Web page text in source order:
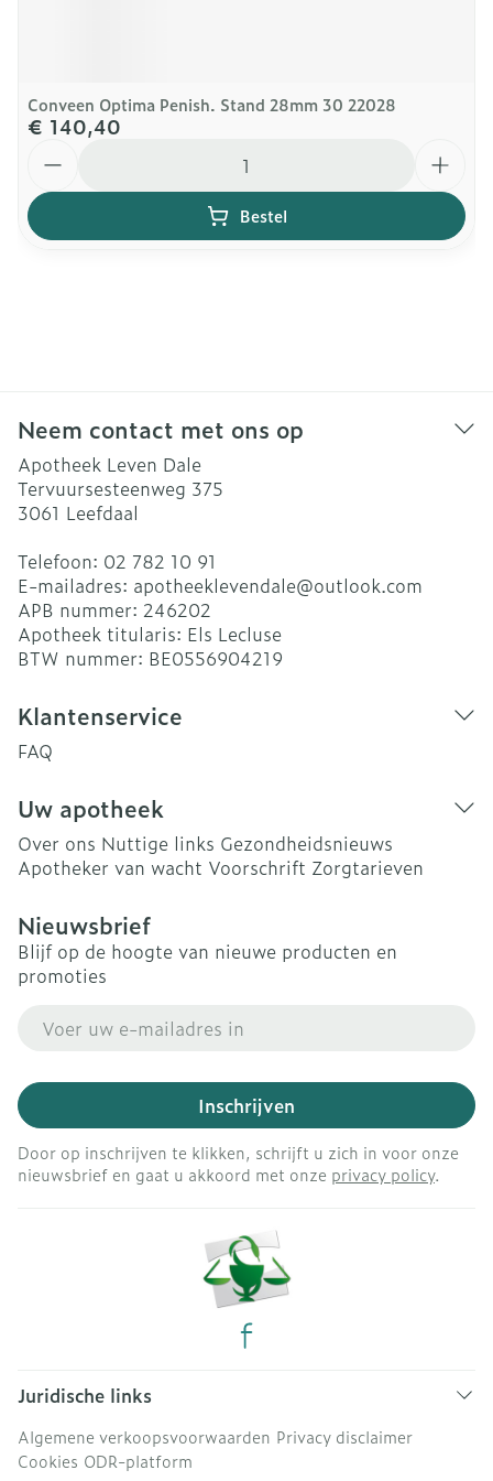
Conveen Optima Penish. Stand 28mm 30 22028
€ 140,40
Bestel
Neem contact met ons op
Apotheek Leven Dale
Tervuursesteenweg 375
3061 Leefdaal
Telefoon: 02 782 10 91
E-mailadres: apotheeklevendale@outlook.com
APB nummer: 246202
Apotheek titularis: Els Lecluse
BTW nummer: BE0556904219
Klantenservice
FAQ
Uw apotheek
Over ons Nuttige links Gezondheidsnieuws
Apotheker van wacht Voorschrift Zorgtarieven
Nieuwsbrief
Blijf op de hoogte van nieuwe producten en
promoties
Inschrijven
Door op inschrijven te klikken, schrijft u zich in voor onze
nieuwsbrief en gaat u akkoord met onze privacy policy.
Juridische links
Algemene verkoopsvoorwaarden Privacy disclaimer
Cookies ODR-platform